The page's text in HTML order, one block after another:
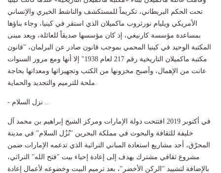
تحت الحكم البريطاني، تكريماً للمستكشف والناشط الخيري والإنساني
الأمريكي ويليام نورثروب ماكميلان الذي استقر في كينيا، وجاء بناؤها
بمساعدة مؤسسة كارنيغي، إذ كان مؤسسها صديقاً للعائلة، ويعد مبنى
المكتبة الوحيد في كينيا المحمي بموجب قانون صادر عن البرلمان، "قانون
مكتبة ماكميلان التاريخية رقم 217 لعام 1938" إلا أنها ومع مرور السنوات
عانت من الإهمال، وأصبح مخزونها من الكتب وتجهيزاتها ومعداتها بحاجة
في أكتوبر 2019 افتتحت دولة الإمارات ومركز الشيخ إبراهيم بن محمد آل
خليفة للثقافة والبحوث في مملكة البحرين "نُزُل السلام" في مدينة
المحرّق، أحد مشاريع استعادة المباني التراثية الذي تدعمه الإمارات ضمن
مشروع ثقافي مشترك يهدف إلى إعادة إحياء بيت "فتح الله" التراثي،
بالإضافة لتشييد "الركن الأخضر"، بعد ترميم البيت وخضوعه لأعمال إعادة